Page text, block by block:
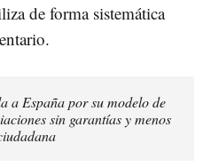
de forma sistemática
a España por su modelo de
sin garantías y menos